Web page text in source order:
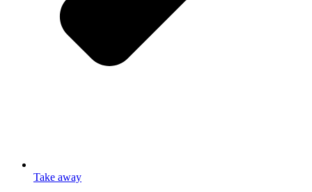
Take away